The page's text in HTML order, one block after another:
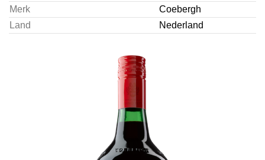
Merk
Coebergh
Land
Nederland